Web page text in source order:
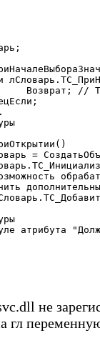
атрибута
не
гл